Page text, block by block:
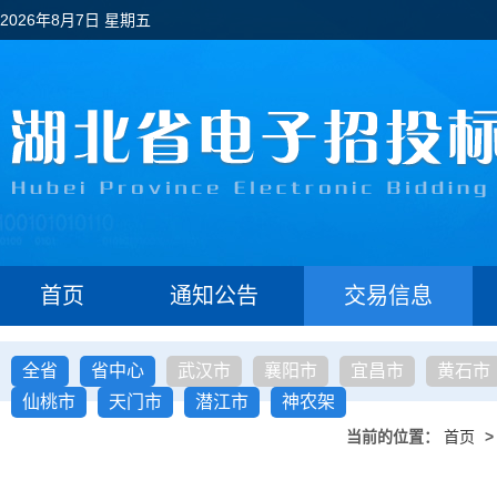
2026年8月7日 星期五
首页 通知公告 交易信息
全省 省中心 武汉市 襄阳市 宜昌市
黄石市
仙桃市
天门市 潜江市 神农架
当前的位置： 首页 >